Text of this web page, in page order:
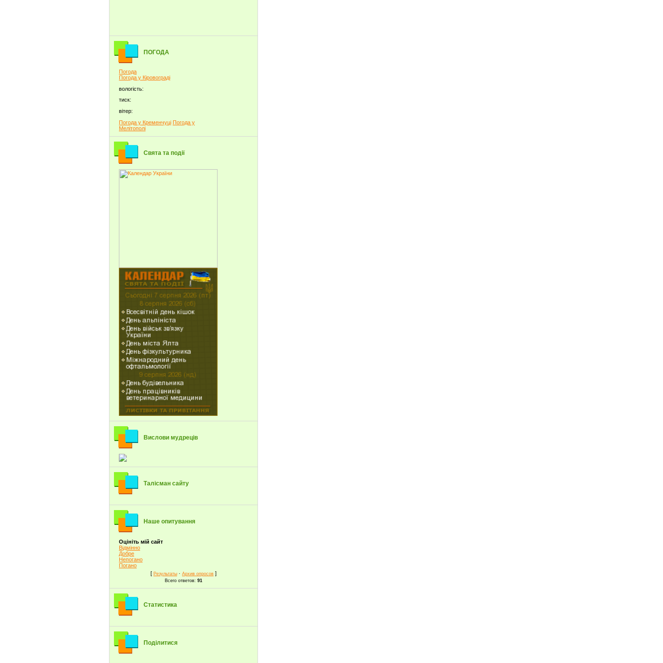
ПОГОДА
Погода
Погода у Кіровограді
вологість:
тиск:
вітер:
Погода у Кременчуці Погода у
Мелітополі
Свята та події
Вислови мудреців
Талісман сайту
Наше опитування
Оцініть мій сайт
Відмінно
Добре
Непогано
Погано
[ Результаты · Архив опросов ]
Всего ответов: 91
Статистика
Поділитися